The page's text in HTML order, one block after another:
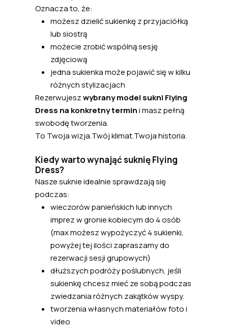
Oznacza to, że:
możesz dzielić sukienkę z przyjaciółką
lub siostrą
możecie zrobić wspólną sesję
zdjęciową
jedna sukienka może pojawić się w kilku
różnych stylizacjach
Rezerwujeszwybrany model sukni Flying
Dress na konkretny termini masz pełną
swobodę tworzenia.
To Twoja wizja.Twój klimat.Twoja historia.
Kiedy warto wynająć suknię Flying
Dress?
Nasze suknie idealnie sprawdzają się
podczas:
wieczorów panieńskich lub innych
imprez w gronie kobiecym do 4 osób
(max możesz wypożyczyć 4 sukienki,
powyżej tej ilości zapraszamy do
rezerwacji sesji grupowych)
dłuższych podróży poślubnych, jeśli
sukienkę chcesz mieć ze sobą podczas
zwiedzania różnych zakątków wyspy.
tworzenia własnych materiałów foto i
video